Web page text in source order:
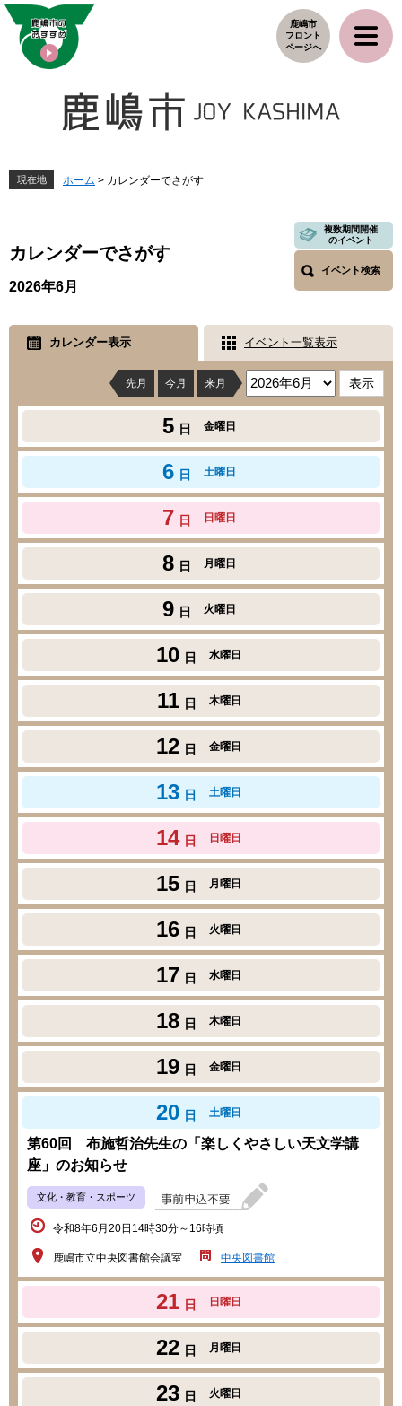
ペ
メ
鹿嶋市
フロント
ページへ
現在地 ホーム > カレンダーでさがす
文
カレンダーでさがす
複数期間開催
のイベント
イベント検索
2026年6月
カレンダー表示 イベント一覧表示
先月 今月 来月
5 日 金曜日
6 日 土曜日
7 日 日曜日
8 日 月曜日
9 日 火曜日
10 日 水曜日
11 日 木曜日
12 日 金曜日
13 日 土曜日
14 日 日曜日
15 日 月曜日
16 日 火曜日
17 日 水曜日
18 日 木曜日
19 日 金曜日
20 日 土曜日
第60回 布施哲治先生の「楽しくやさしい天文学講
座」のお知らせ
文化・教育・スポーツ
令和8年6月20日14時30分～16時頃
鹿嶋市立中央図書館会議室 中央図書館
21 日 日曜日
22 日 月曜日
23 日 火曜日